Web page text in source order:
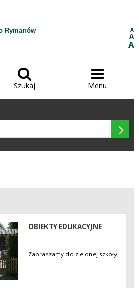
Rymanów A
A
A

Szukaj

Menu

OBIEKTY EDUKACYJNE
Zapraszamy do zielonej szkoły!